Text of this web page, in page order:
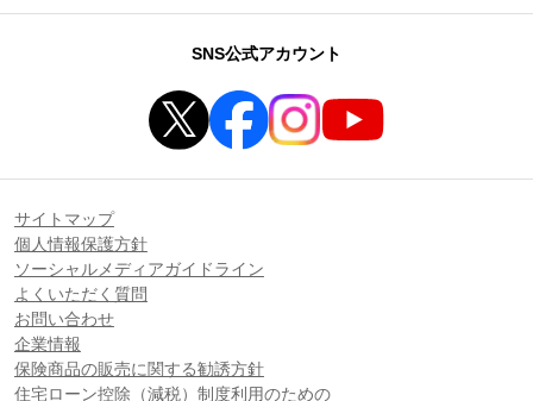
SNS公式アカウント
サイトマップ
個人情報保護方針
ソーシャルメディアガイドライン
よくいただく質問
お問い合わせ
企業情報
保険商品の販売に関する勧誘方針
住宅ローン控除（減税）制度利用のための